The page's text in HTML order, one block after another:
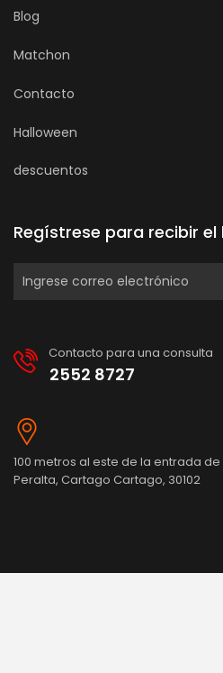
Blog
Matchon
Contacto
Halloween
descuentos
Regístrese para recibir
Contacto para una consulta
2552 8727
100 metros al este de la entrada
Peralta, Cartago Cartago, 30102